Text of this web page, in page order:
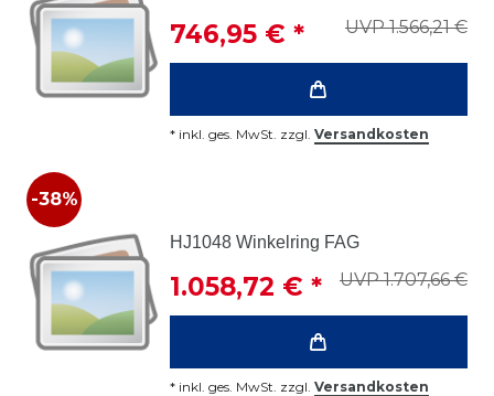
UVP 1.566,21 €
746,95 € *
* inkl. ges. MwSt. zzgl. Versandkosten
-38%
HJ1048 Winkelring FAG
UVP 1.707,66 €
1.058,72 € *
* inkl. ges. MwSt. zzgl. Versandkosten